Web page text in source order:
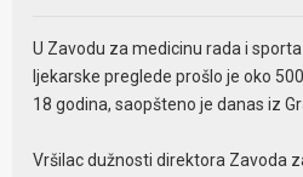
U Zavodu za medicinu rada i
ljekarske preglede prošlo je oko
18 godina, saopšteno je danas iz
Vršilac dužnosti direktora Zavoda